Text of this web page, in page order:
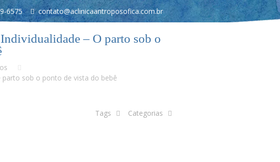
6575 contato@aclinicaantroposofica.com.br
– O parto sob o
parto sob o ponto de vista do bebê
Categorias
Tags